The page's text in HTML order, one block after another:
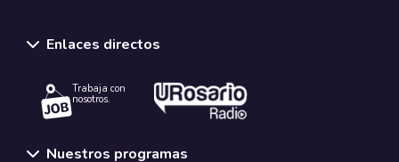
Enlaces directos
Trabaja con
nosotros.
Nuestros programas